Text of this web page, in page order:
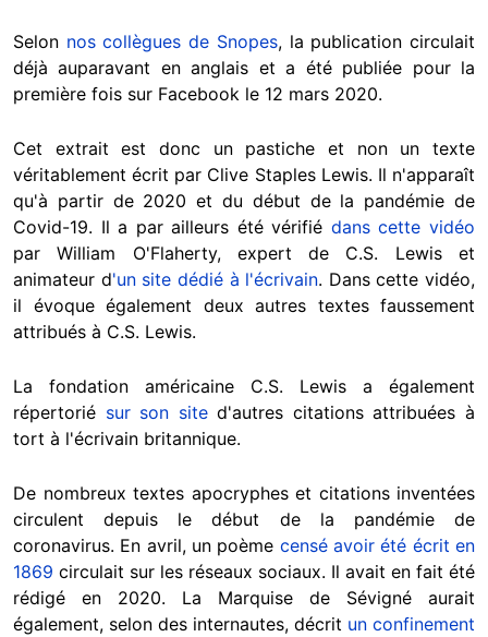
Selon nos collègues de Snopes, la publication circulait
déjà auparavant en anglais et a été publiée pour la
première fois sur Facebook le 12 mars 2020.
Cet extrait est donc un pastiche et non un texte
véritablement écrit par Clive Staples Lewis. Il n'apparaît
qu'à partir de 2020 et du début de la pandémie de
Covid-19. Il a par ailleurs été vérifié dans cette vidéo
par William O'Flaherty, expert de C.S. Lewis et
animateur d'un site dédié à l'écrivain. Dans cette vidéo,
il évoque également deux autres textes faussement
attribués à C.S. Lewis.
La fondation américaine C.S. Lewis a également
répertorié sur son sited'autres citations attribuées à
tort à l'écrivain britannique.
De nombreux textes apocryphes et citations inventées
circulent depuis le début de la pandémie de
coronavirus. En avril, un poème censé avoir été écrit en
1869 circulait sur les réseaux sociaux. Il avait en fait été
rédigé en 2020. La Marquise de Sévigné aurait
également, selon des internautes, décrit un confinement